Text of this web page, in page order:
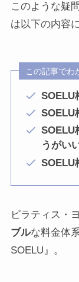
このような疑
は以下の内容
この記事でわ
SOELU
SOELU
SOELU
うがい
SOELU
ピラティス・
ブルな料金体
SOELU』。